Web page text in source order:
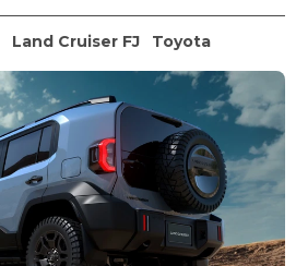
Land Cruiser FJ Toyota